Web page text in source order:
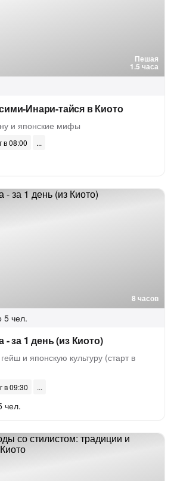
Пешая
1.5 часа
Инари-тайся в Киото
и японские мифы
в 08:00
8 часов
5 чел.
за 1 день (из Киото)
и японскую культуру (старт в
в 09:30
чел.